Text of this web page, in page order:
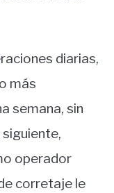
diarias,
más
semana, sin
operador
corretaje le